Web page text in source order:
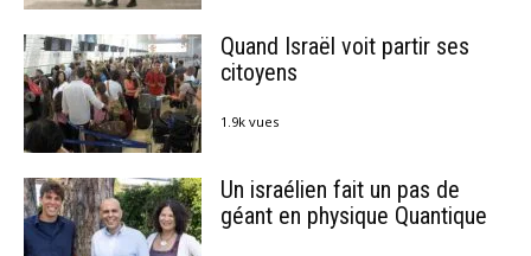
Quand Israël voit partir ses
citoyens
1.9k vues
Un israélien fait un pas de
géant en physique Quantique